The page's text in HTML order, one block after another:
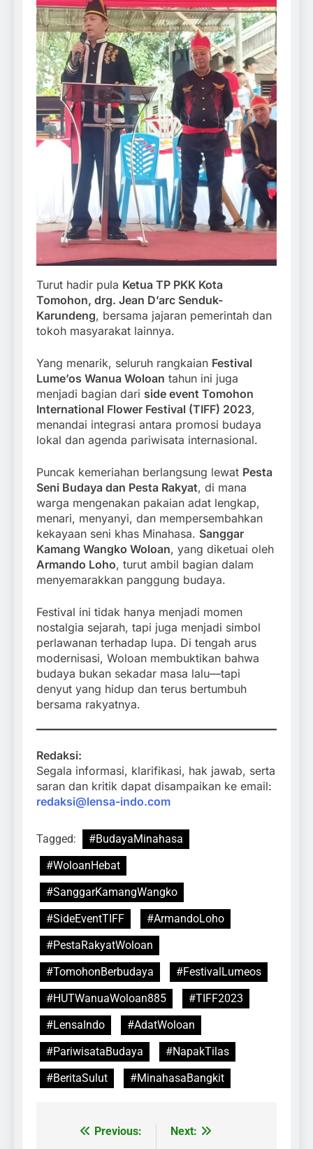
Turut hadir pula Ketua TP PKK Kota
Tomohon, drg. Jean D’arc Senduk-
Karundeng, bersama jajaran pemerintah dan
tokoh masyarakat lainnya.
Yang menarik, seluruh rangkaian Festival
Lume’os Wanua Woloan tahun ini juga
menjadi bagian dari side event Tomohon
International Flower Festival (TIFF) 2023,
menandai integrasi antara promosi budaya
lokal dan agenda pariwisata internasional.
Puncak kemeriahan berlangsung lewat Pesta
Seni Budaya dan Pesta Rakyat, di mana
warga mengenakan pakaian adat lengkap,
menari, menyanyi, dan mempersembahkan
kekayaan seni khas Minahasa. Sanggar
Kamang Wangko Woloan, yang diketuai oleh
Armando Loho, turut ambil bagian dalam
menyemarakkan panggung budaya.
Festival ini tidak hanya menjadi momen
nostalgia sejarah, tapi juga menjadi simbol
perlawanan terhadap lupa. Di tengah arus
modernisasi, Woloan membuktikan bahwa
budaya bukan sekadar masa lalu—tapi
denyut yang hidup dan terus bertumbuh
bersama rakyatnya.
Redaksi:
Segala informasi, klarifikasi, hak jawab, serta
saran dan kritik dapat disampaikan ke email:
redaksi@lensa-indo.com
Tagged:
#BudayaMinahasa
#WoloanHebat
#SanggarKamangWangko
#SideEventTIFF
#ArmandoLoho
#PestaRakyatWoloan
#TomohonBerbudaya
#FestivalLumeos
#HUTWanuaWoloan885
#TIFF2023
#LensaIndo
#AdatWoloan
#PariwisataBudaya
#NapakTilas
#BeritaSulut
#MinahasaBangkit
Post
Previous:
Next: